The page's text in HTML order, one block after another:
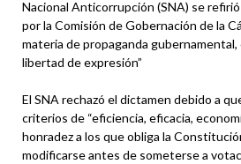
Nacional Anticorrupción (SNA) se
por la Comisión de Gobernación de la
materia de propaganda gubernamental,
libertad de expresión”
El SNA rechazó el dictamen debido a
criterios de “eficiencia, eficacia,
honradez a los que obliga la
modificarse antes de someterse a